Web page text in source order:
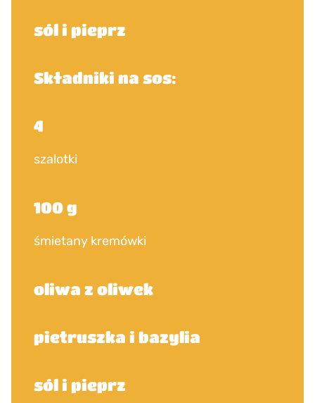
sól i pieprz
Składniki na sos:
4
szalotki
100 g
śmietany kremówki
oliwa z oliwek
pietruszka i bazylia
sól i pieprz